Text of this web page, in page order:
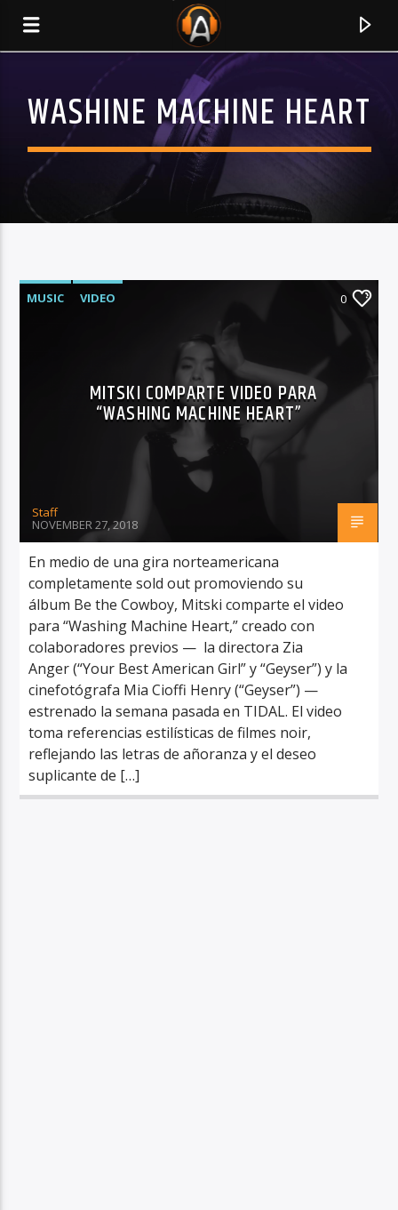
RadioAlternativo Live
WASHINE MACHINE HEART
MUSIC VIDEO 0
MITSKI COMPARTE VIDEO PARA
“WASHING MACHINE HEART”
Staff
NOVEMBER 27, 2018
En medio de una gira norteamericana
completamente sold out promoviendo su
álbum Be the Cowboy, Mitski comparte el video
para “Washing Machine Heart,” creado con
colaboradores previos — la directora Zia
Anger (“Your Best American Girl” y “Geyser”) y la
cinefotógrafa Mia Cioffi Henry (“Geyser”) —
estrenado la semana pasada en TIDAL. El video
toma referencias estilísticas de filmes noir,
reflejando las letras de añoranza y el deseo
suplicante de […]